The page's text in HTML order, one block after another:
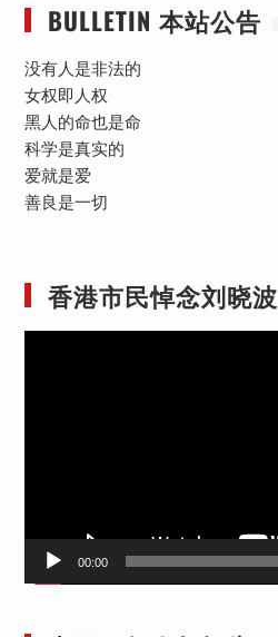
BULLETIN 本站公告
没有人是非法的
女权即人权
黑人的命也是命
科学是真实的
爱就是爱
善良是一切
香港市民悼念刘晓波
00:00